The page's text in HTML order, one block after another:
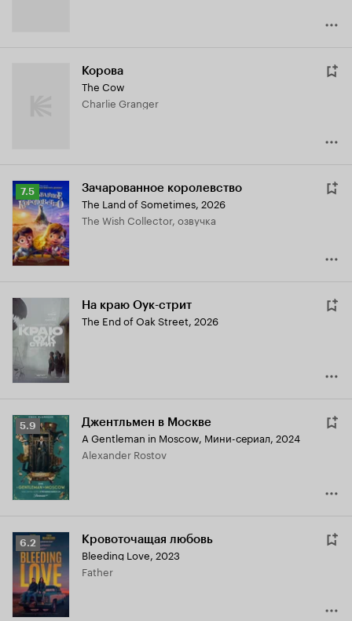
Корова
The Cow
Charlie Granger
Рейтинг
Кинопоиска
7.5
7.5 Зачарованное королевство
The Land of Sometimes, 2026
The Wish Collector, озвучка
На краю Оук-стрит
The End of Oak Street, 2026
Рейтинг
Кинопоиска
5.9
5.9 Джентльмен в Москве
A Gentleman in Moscow, Мини-сериал, 2024
Alexander Rostov
Рейтинг
Кинопоиска
6.2
6.2 Кровоточащая любовь
Bleeding Love, 2023
Father